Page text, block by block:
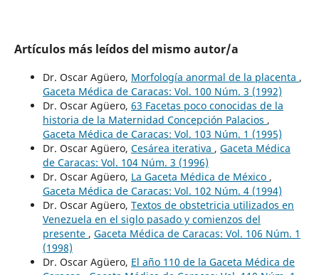
Artículos más leídos del mismo autor/a
Dr. Oscar Agüero, Morfología anormal de la placenta ,
Gaceta Médica de Caracas: Vol. 100 Núm. 3 (1992)
Dr. Oscar Agüero, 63 Facetas poco conocidas de la
historia de la Maternidad Concepción Palacios ,
Gaceta Médica de Caracas: Vol. 103 Núm. 1 (1995)
Dr. Oscar Agüero, Cesárea iterativa , Gaceta Médica
de Caracas: Vol. 104 Núm. 3 (1996)
Dr. Oscar Agüero, La Gaceta Médica de México ,
Gaceta Médica de Caracas: Vol. 102 Núm. 4 (1994)
Dr. Oscar Agüero, Textos de obstetricia utilizados en
Venezuela en el siglo pasado y comienzos del
presente , Gaceta Médica de Caracas: Vol. 106 Núm. 1
(1998)
Dr. Oscar Agüero, El año 110 de la Gaceta Médica de